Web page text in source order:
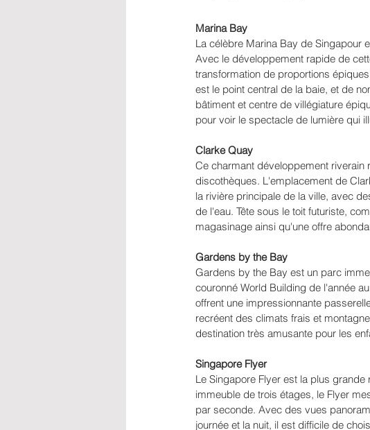
Marina Bay
La célèbre Marina Bay de Singapour
Avec le développement rapide de
transformation de proportions
est le point central de la baie, et de
bâtiment et centre de villégiature
pour voir le spectacle de lumière qui
Clarke Quay
Ce charmant développement
discothèques. L'emplacement de
la rivière principale de la ville, avec
de l'eau. Tête sous le toit futuriste,
magasinage ainsi qu'une offre
Gardens by the Bay
Gardens by the Bay est un parc
couronné World Building de l'année
offrent une impressionnante
recréent des climats frais et
destination très amusante pour les
Singapore Flyer
Le Singapore Flyer est la plus
immeuble de trois étages, le Flyer
par seconde. Avec des vues
journée et la nuit, il est difficile de